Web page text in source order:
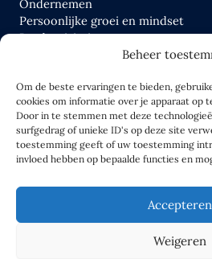
Beheer
Om de beste ervaringen te bieden,
cookies om informatie over je apparaat op
Door in te stemmen met deze
surfgedrag of unieke ID's op deze site
toestemming geeft of uw toestemming
invloed hebben op bepaalde functies en
Accepteren
Weigeren
Ondernemen
Persoonlijke groei en mindset
Productiviteit
Links
Home
Over ons